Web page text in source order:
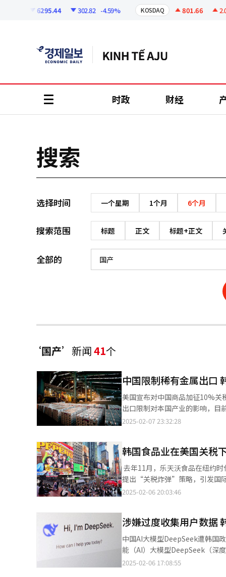
6295.44 302.82 -4.59% KOSDAQ 801.66 2.07
时政 财经
搜索
选择时间 一个星期 1个月 6个月
搜索范围 标题 正文 标题+正文
全部的
‘国产’ 新闻41个
中国限制稀有金属出口
美国宣布对中国商品加征10%关
出口限制对本国产业的影响，目
限。高丽锌凭借独特的工艺技术，在锌、
有金属主要用于半导体、显示器等
为，在受到管制的五种金属中
150吨纯度99.999%的铟，在全
极等电子产品。 此外，韩国锌业每年还生产120至170吨碲，该金属极其稀有，1000吨铜矿石中可提炼约1公斤。碲
主要用于太阳能电池、热电材料
管制时，韩国锌业就已承担起内
二锑的原材料，主要用于阻燃剂
把稀有金属作为贸易争端“武器
原计划高出170.5%，铟和铋的
民币608.44亿元）营收，营业利润高达7360
2025-02-07 23:32:28
韩国食品业在美国关税
提出“关税炸弹”策略，引发国际金融市场动
强行追加10%的关税，中方也迅
成为了K-食品出口的最大市场。
对美出口产品来看，方便面销
作为增长动力，因此，若美国持续扩大关税战，
销，去年营业利润创新高，超过
食品出口比重上升至77%。三养
2025-02-06 20:03:46
涉嫌过度收集用户数据
中国AI大模型DeepSeek遭韩国政府部门封禁 【图片提供
能（AI）大模型DeepSeek（深度求索）平台下达使用禁令。
部自行决定限制通过支持外网连接的电脑登录DeepSeek平
2025-02-06 17:08:55